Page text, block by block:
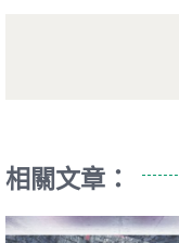
相關文章：